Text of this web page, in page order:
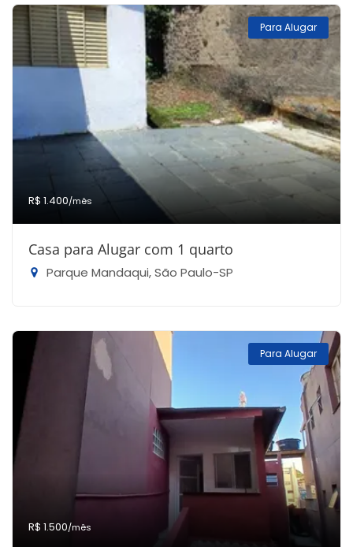
Para Alugar
R$ 1.400/mês
Casa para Alugar com 1 quarto
Parque Mandaqui, São Paulo-SP
Para Alugar
R$ 1.500/mês